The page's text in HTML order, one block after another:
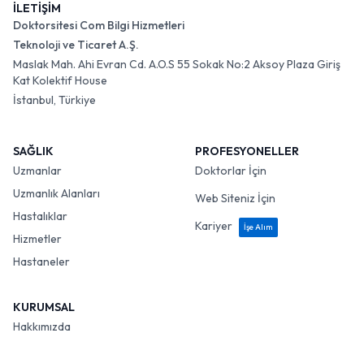
İLETİŞİM
Doktorsitesi Com Bilgi Hizmetleri
Teknoloji ve Ticaret A.Ş.
Maslak Mah. Ahi Evran Cd. A.O.S 55 Sokak No:2 Aksoy Plaza Giriş
Kat Kolektif House
İstanbul, Türkiye
SAĞLIK
Uzmanlar
Uzmanlık Alanları
Hastalıklar
Hizmetler
Hastaneler
PROFESYONELLER
Doktorlar İçin
Web Siteniz İçin
Kariyer
İşe Alım
KURUMSAL
Hakkımızda